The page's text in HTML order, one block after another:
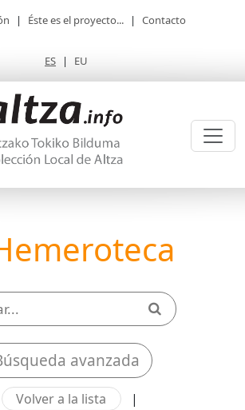
| Éste es el proyecto... | Contacto
ES | EU
avanzada
Volver a la lista |